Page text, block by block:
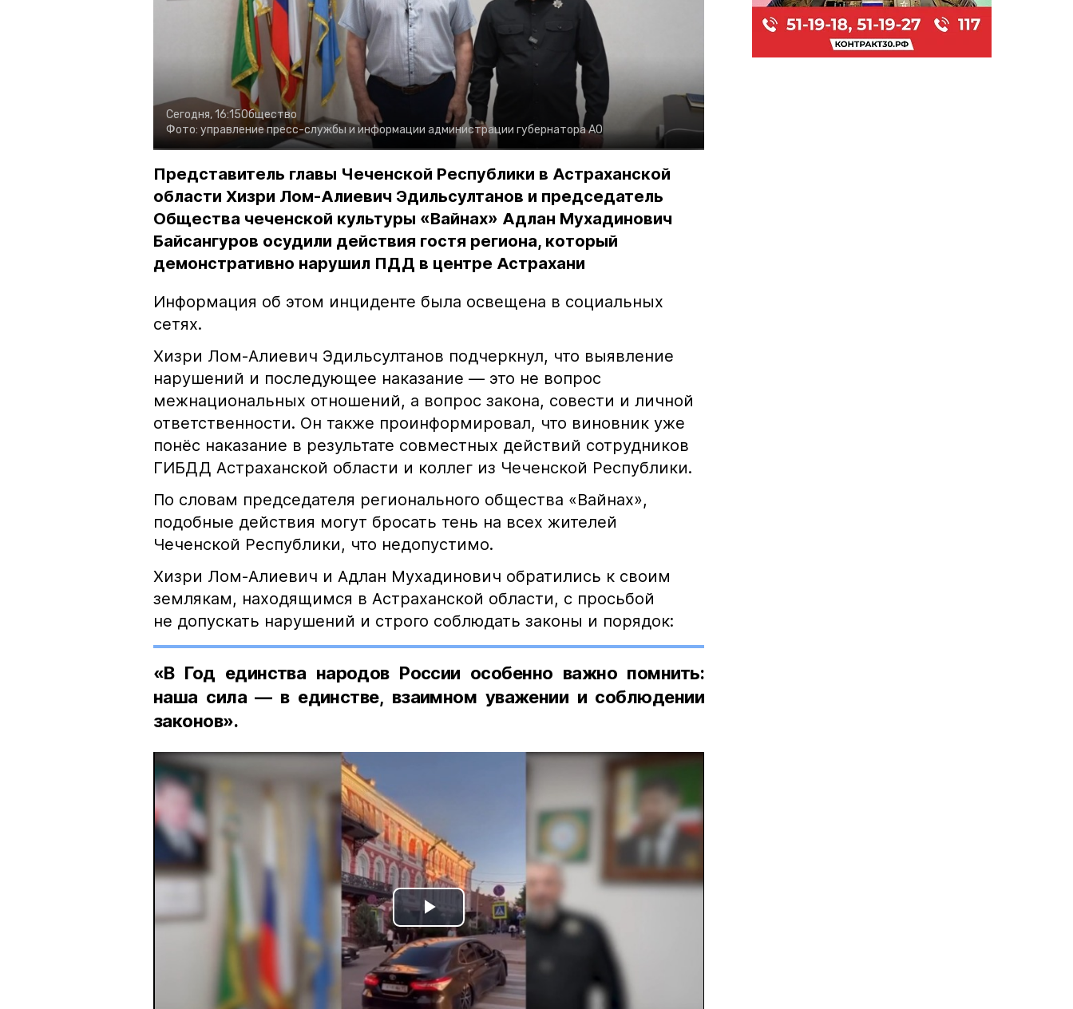
Сегодня, 16:15Общество
Фото: управление пресс-службы и информации администрации губернатора АО
Представитель главы Чеченской Республики в Астраханской
области Хизри Лом-Алиевич Эдильсултанов и председатель
Общества чеченской культуры «Вайнах» Адлан Мухадинович
Байсангуров осудили действия гостя региона, который
демонстративно нарушил ПДД в центре Астрахани
Информация об этом инциденте была освещена в социальных
сетях.
Хизри Лом-Алиевич Эдильсултанов подчеркнул, что выявление
нарушений и последующее наказание — это не вопрос
межнациональных отношений, а вопрос закона, совести и личной
ответственности. Он также проинформировал, что виновник уже
понёс наказание в результате совместных действий сотрудников
ГИБДД Астраханской области и коллег из Чеченской Республики.
По словам председателя регионального общества «Вайнах»,
подобные действия могут бросать тень на всех жителей
Чеченской Республики, что недопустимо.
Хизри Лом-Алиевич и Адлан Мухадинович обратились к своим
землякам, находящимся в Астраханской области, с просьбой
не допускать нарушений и строго соблюдать законы и порядок:
«В Год единства народов России особенно важно помнить:
наша сила — в единстве, взаимном уважении и соблюдении
законов».
Play
Video